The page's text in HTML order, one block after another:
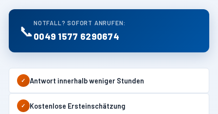
📞 NOTFALL? SOFORT ANRUFEN:
0049 1577 6290674
✓ Antwort innerhalb weniger Stunden
✓ Kostenlose Ersteinschätzung